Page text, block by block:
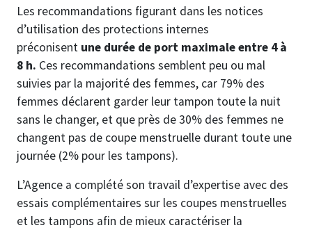
Les recommandations figurant dans les notices
d’utilisation des protections internes
préconisent une durée de port maximale entre 4 à
8 h. Ces recommandations semblent peu ou mal
suivies par la majorité des femmes, car 79% des
femmes déclarent garder leur tampon toute la nuit
sans le changer, et que près de 30% des femmes ne
changent pas de coupe menstruelle durant toute une
journée (2% pour les tampons).
L’Agence a complété son travail d’expertise avec des
essais complémentaires sur les coupes menstruelles
et les tampons afin de mieux caractériser la